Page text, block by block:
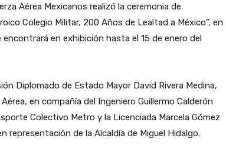
Aérea Mexicanos realizó la ceremonia de
Colegio Militar, 200 Años de Lealtad a México”, en
en exhibición hasta el 15 de enero del
Diplomado de Estado Mayor David Rivera Medina,
en compañía del Ingeniero Guillermo Calderón
Colectivo Metro y la Licenciada Marcela Gómez
representación de la Alcaldía de Miguel Hidalgo.